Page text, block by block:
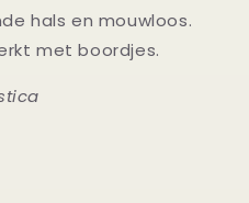
hals en mouwloos.
met boordjes.